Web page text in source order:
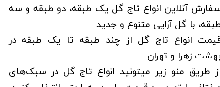
آنلاین انواع تاج گل یک طبقه، دو طبقه و سه
با گل آرایی متنوع و جدید
انواع تاج گل از چند طبقه تا یک طبقه در
زهرا و تهران
طریق منو زیر میتونید انواع تاج گل در سبک‌های